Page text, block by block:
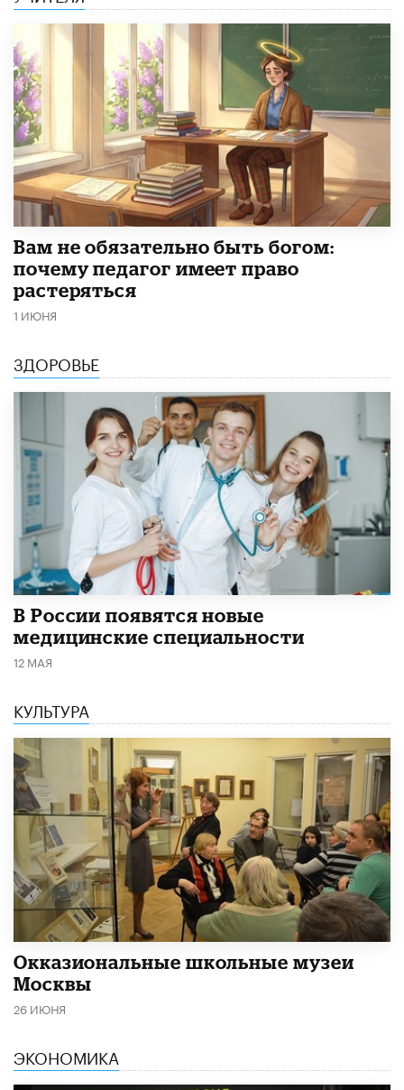
​Вам не обязательно быть богом:
почему педагог имеет право
растеряться
1 ИЮНЯ
ЗДОРОВЬЕ
В России появятся новые
медицинские специальности
12 МАЯ
КУЛЬТУРА
​Окказиональные школьные музеи
Москвы
26 ИЮНЯ
ЭКОНОМИКА